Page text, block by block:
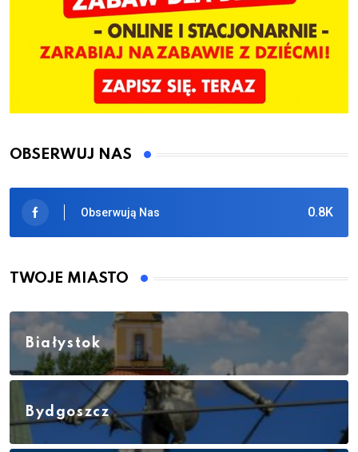
OBSERWUJ NAS
0.8K
Obserwują Nas
TWOJE MIASTO
Białystok
Bydgoszcz